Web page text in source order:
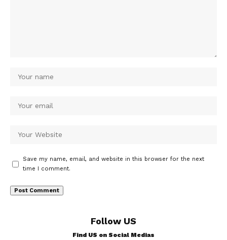
Save my name, email, and website in this browser for the next
time I comment.
Follow US
Find US on Social Medias